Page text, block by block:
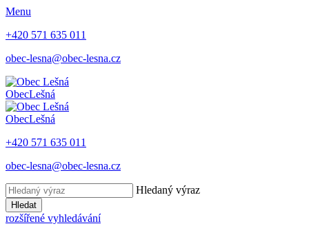
Menu
+420 571 635 011
obec-lesna@obec-lesna.cz
ObecLešná
ObecLešná
+420 571 635 011
obec-lesna@obec-lesna.cz
Hledaný výraz
Hledat
rozšířené vyhledávání